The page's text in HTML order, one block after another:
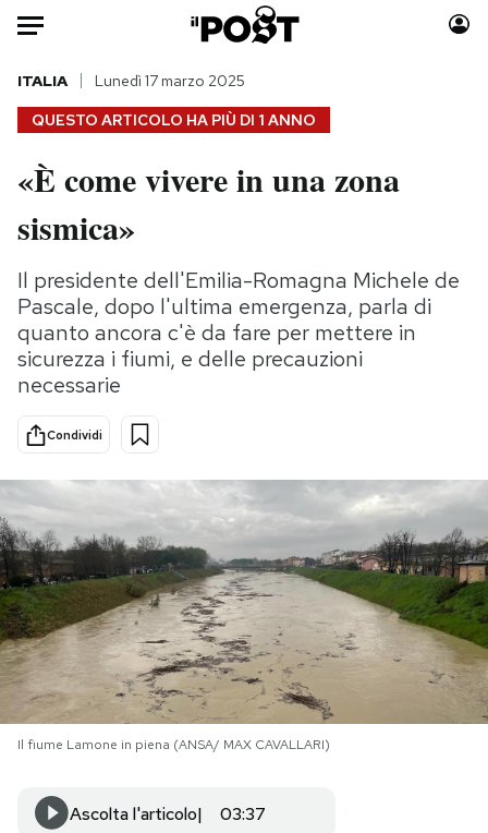
HOME
Italia
Politica
Tecnologia
Internet
Scienza
Cultura
Sport
Moda
Storie/Idee
Ok Boomer!
Media
Europa
PODCAST
NEWSLETTER
I MIEI PREFERITI
SHOP
CALENDARIO
QUESTO ARTICOLO HA PIÙ DI 1 ANNO
ITALIA Lunedì 17 marzo 2025
«È come vivere in una zona
sismica»
Il presidente dell'Emilia-Romagna Michele de
Pascale, dopo l'ultima emergenza, parla di
quanto ancora c'è da fare per mettere in
sicurezza i fiumi, e delle precauzioni
necessarie
Condividi
Il fiume Lamone in piena (ANSA/ MAX CAVALLARI)
Ascolta l'articolo 03:37